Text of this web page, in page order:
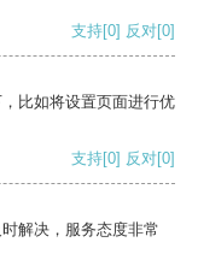
支持[0] 反对[0]
比如将设置页面进行优
支持[0] 反对[0]
解决，服务态度非常